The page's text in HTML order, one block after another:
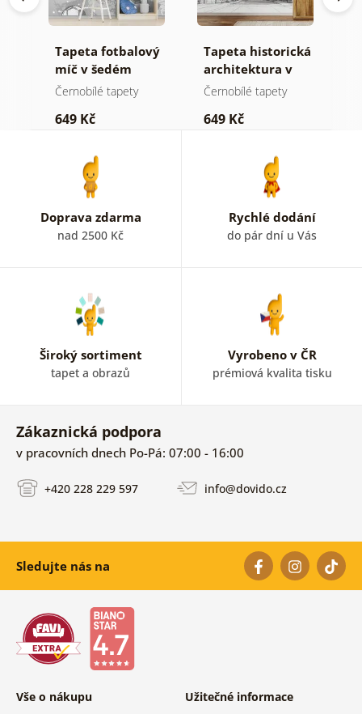
Tapeta fotbalový
míč v šedém
Černobílé tapety
649 Kč
Tapeta historická
architektura v
černobílé kresbě
Černobílé tapety
649 Kč
Doprava zdarma
nad 2500 Kč
Rychlé dodání
do pár dní u Vás
Široký sortiment
tapet a obrazů
Vyrobeno v ČR
prémiová kvalita tisku
Zákaznická podpora
v pracovních dnech Po-Pá: 07:00 - 16:00
+420 228 229 597 info@dovido.cz
Sledujte nás na
Vše o nákupu Užitečné informace